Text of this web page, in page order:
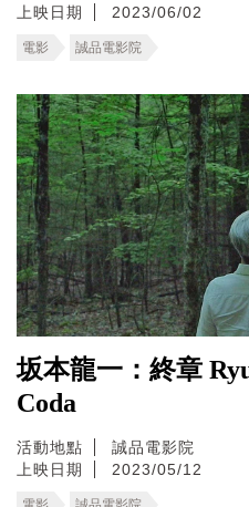
上映日期
2023/06/02
電影 誠品電影院
坂本龍一：終章
Coda
活動地點
誠品電影院
上映日期
2023/05/12